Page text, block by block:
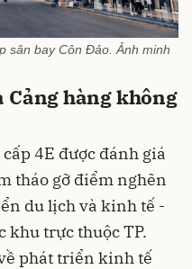
sân bay Côn Đảo. Ảnh minh
Cảng hàng không
4E được đánh giá
tháo gỡ điểm nghẽn
du lịch và kinh tế -
khu trực thuộc TP.
phát triển kinh tế